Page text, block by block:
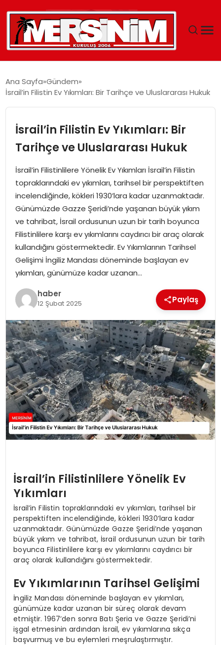
GÜNCEL
SAĞLIK
EĞITIM
SPOR
EKONOMI
MAGAZIN
DÜNYA
OTOMOBIL
Ana Sayfa Gündem
İsrail’in Filistin Ev Yıkımları: Bir Tarihçe ve Uluslararası Hukuk
İsrail’in Filistin Ev Yıkımları: Bir
Tarihçe ve Uluslararası Hukuk
İsrail’in Filistinlilere Yönelik Ev Yıkımları İsrail’in Filistin
topraklarındaki ev yıkımları, tarihsel bir perspektiften
incelendiğinde, kökleri 1930’lara kadar uzanmaktadır.
Günümüzde Gazze Şeridi’nde yaşanan büyük yıkım
ve tahribat, İsrail ordusunun uzun bir tarih boyunca
Filistinlilere karşı ev yıkımlarını caydırıcı bir araç olarak
kullandığını göstermektedir. Ev Yıkımlarının Tarihsel
Gelişimi İngiliz Mandası döneminde başlayan ev
yıkımları, günümüze kadar uzanan…
haber
12 Şubat 2025 Paylaş
İsrail’in Filistinlilere Yönelik Ev
Yıkımları
İsrail’in Filistin topraklarındaki ev yıkımları, tarihsel bir
perspektiften incelendiğinde, kökleri 1930’lara kadar
uzanmaktadır. Günümüzde Gazze Şeridi’nde yaşanan
büyük yıkım ve tahribat, İsrail ordusunun uzun bir tarih
boyunca Filistinlilere karşı ev yıkımlarını caydırıcı bir
araç olarak kullandığını göstermektedir.
Ev Yıkımlarının Tarihsel Gelişimi
İngiliz Mandası döneminde başlayan ev yıkımları,
günümüze kadar uzanan bir süreç olarak devam
etmiştir. 1967’den sonra Batı Şeria ve Gazze Şeridi’ni
işgal etmesinin ardından İsrail, ev yıkımlarına sıkça
başvurmuş ve bu eylemleri meşrulaştırmıştır.